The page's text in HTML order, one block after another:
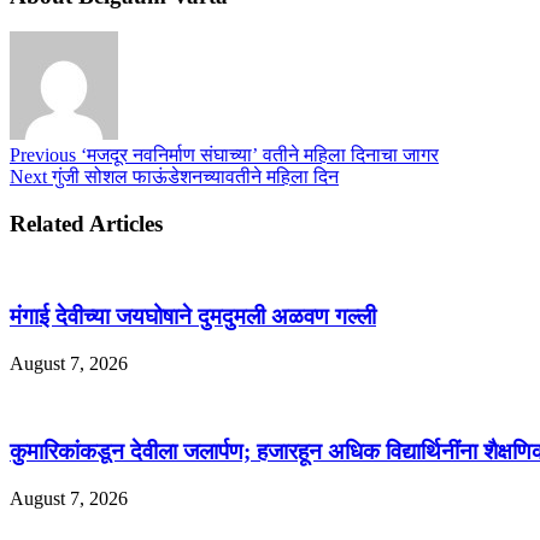
Previous ‘मजदूर नवनिर्माण संघाच्या’ वतीने महिला दिनाचा जागर
Nextगुंजी सोशल फाऊंडेशनच्यावतीने महिला दिन
Related Articles
मंगाई देवीच्या जयघोषाने दुमदुमली अळवण गल्ली
August 7, 2026
कुमारिकांकडून देवीला जलार्पण; हजारहून अधिक विद्यार्थिनींना
August 7, 2026